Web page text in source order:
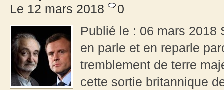
Le 12 mars 2018
0
Publié le : 06 mars 2018
en parle et en reparle
tremblement de terre
cette sortie britannique